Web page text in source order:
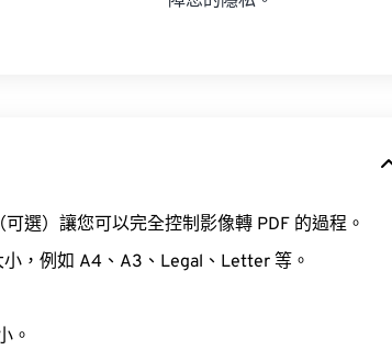
選）讓您可以完全控制影像轉 PDF 的過程。
，例如 A4、A3、Legal、Letter 等。
。